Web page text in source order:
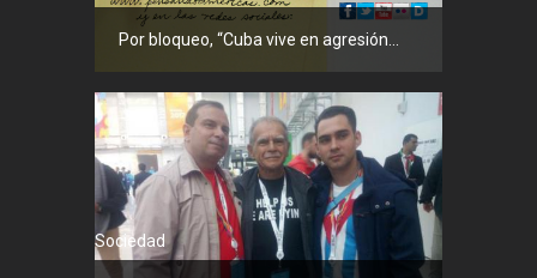
Por bloqueo, “Cuba vive en agresión...
Sociedad